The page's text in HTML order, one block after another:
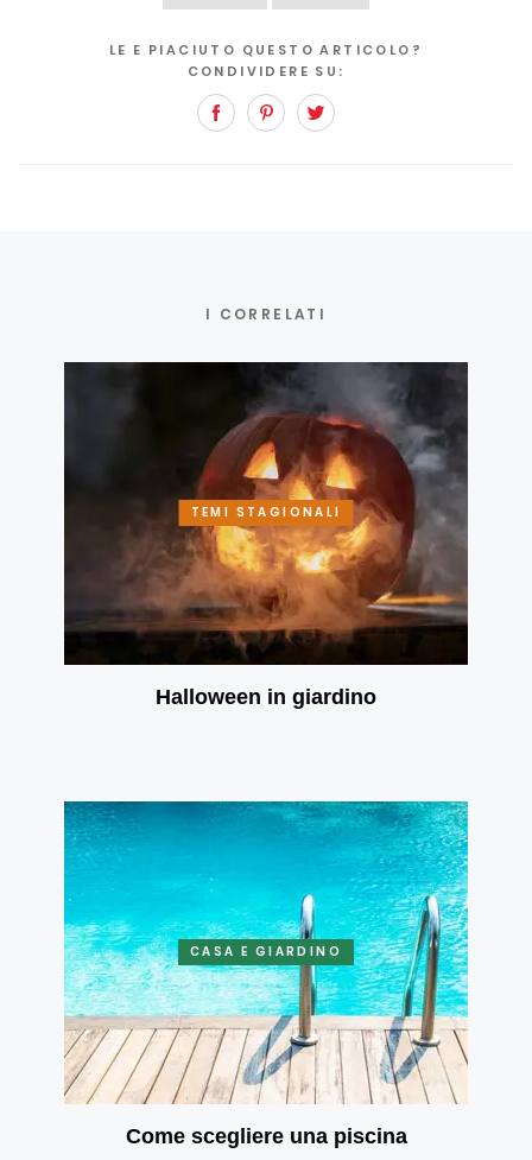
LE E PIACIUTO QUESTO ARTICOLO?
CONDIVIDERE SU:
FacebookPinterest
I CORRELATI
TEMI STAGIONALI
Halloween in giardino
CASA E GIARDINO
Come scegliere una piscina